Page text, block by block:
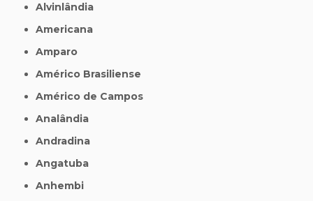
Alvinlândia
Americana
Amparo
Américo Brasiliense
Américo de Campos
Analândia
Andradina
Angatuba
Anhembi